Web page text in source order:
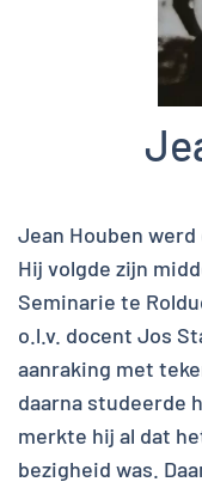
Jean Houben werd
Hij volgde zijn
Seminarie te
o.l.v. docent Jos
aanraking met
daarna studeerde
merkte hij al dat
bezigheid was.